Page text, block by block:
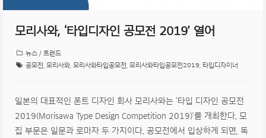
모리사와, ‘타입디자인 공모전 2019’ 열어
뉴스 / 트렌드
공모전
모리사와 모리사와타입공모전 모리사와타입공모전2019 타입디자이너
일본의 대표적인 폰트 디자인 회사 모리사와는 ‘타입 디자인 공모전
2019(Morisawa Type Design Competition 2019)’를 개최한다. 모
집 부문은 일문과 로마자 두 가지이다. 공모전에서 입상하게 되면, 독